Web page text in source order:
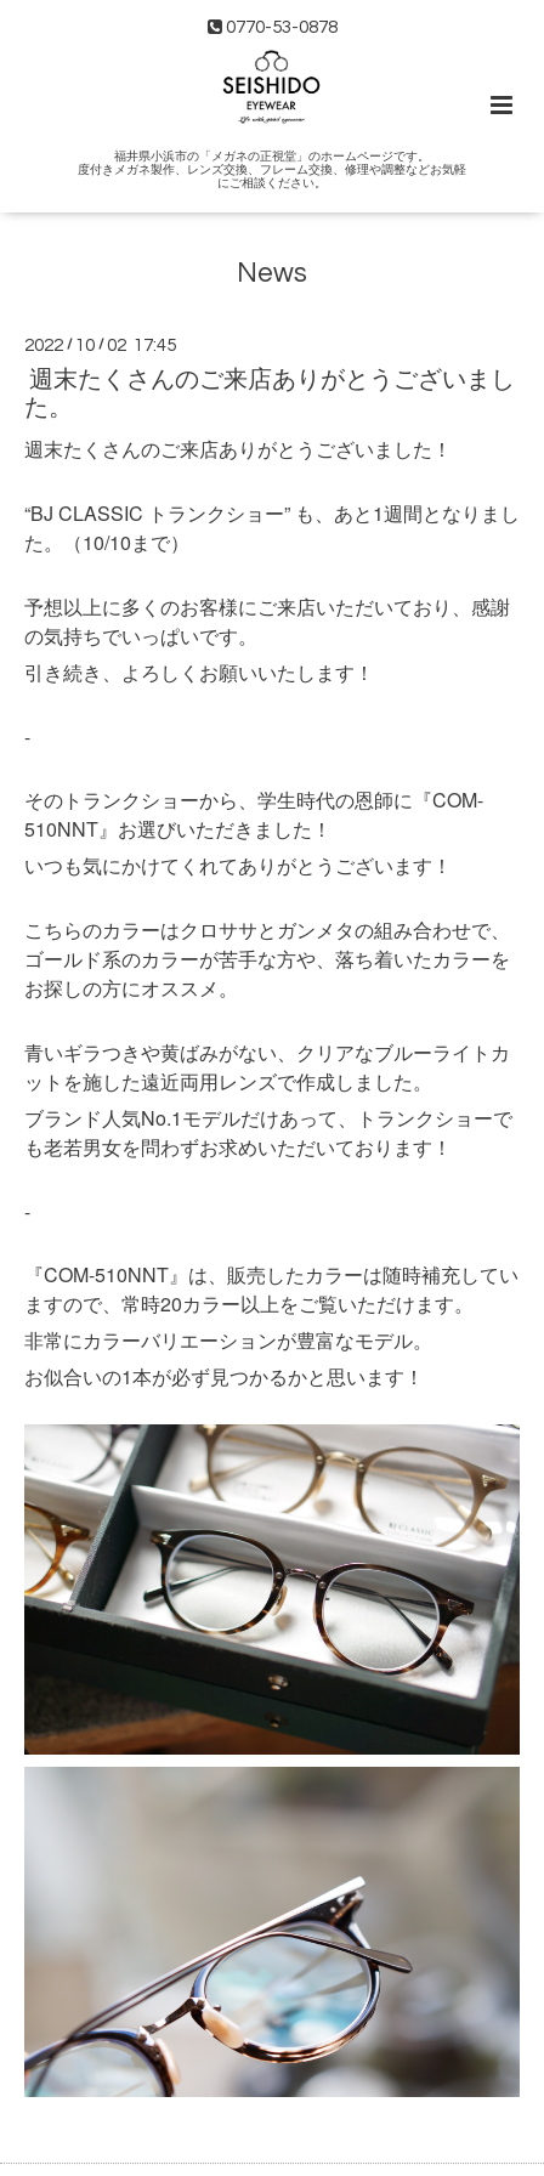
0770-53-0878
福井県小浜市の「メガネの正視堂」のホームページです。
度付きメガネ製作、レンズ交換、フレーム交換、修理や調整などお気軽
にご相談ください。
News
2022 / 10 /02 17:45
週末たくさんのご来店ありがとうございまし
た。
週末たくさんのご来店ありがとうございました！
“BJ CLASSIC トランクショー” も、あと1週間となりまし
た。（10/10まで）
予想以上に多くのお客様にご来店いただいており、感謝
の気持ちでいっぱいです。
引き続き、よろしくお願いいたします！
-
そのトランクショーから、学生時代の恩師に『COM-
510NNT』お選びいただきました！
いつも気にかけてくれてありがとうございます！
こちらのカラーはクロササとガンメタの組み合わせで、
ゴールド系のカラーが苦手な方や、落ち着いたカラーを
お探しの方にオススメ。
青いギラつきや黄ばみがない、クリアなブルーライトカ
ットを施した遠近両用レンズで作成しました。
ブランド人気No.1モデルだけあって、トランクショーで
も老若男女を問わずお求めいただいております！
-
『COM-510NNT』は、販売したカラーは随時補充してい
ますので、常時20カラー以上をご覧いただけます。
非常にカラーバリエーションが豊富なモデル。
お似合いの1本が必ず見つかるかと思います！